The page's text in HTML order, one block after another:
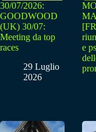
30/07/2026:
GOODWOOD
(UK) 30/07:
Meeting da top
races
29 Luglio
2026
e